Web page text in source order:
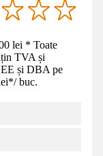
lei * Toate
TVA și
și DBA pe
*/ buc.